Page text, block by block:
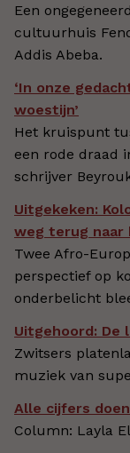
Een
cultuurhuis
Addis Abeba.
‘In onze
woestijn’
Het kruispunt
een rode draad
schrijver
Uitgekeken:
weg terug naar
Twee Afro-
perspectief op
onderbelicht
Uitgehoord: De
Zwitsers
muziek van
Alle cijfers
Column: Layla